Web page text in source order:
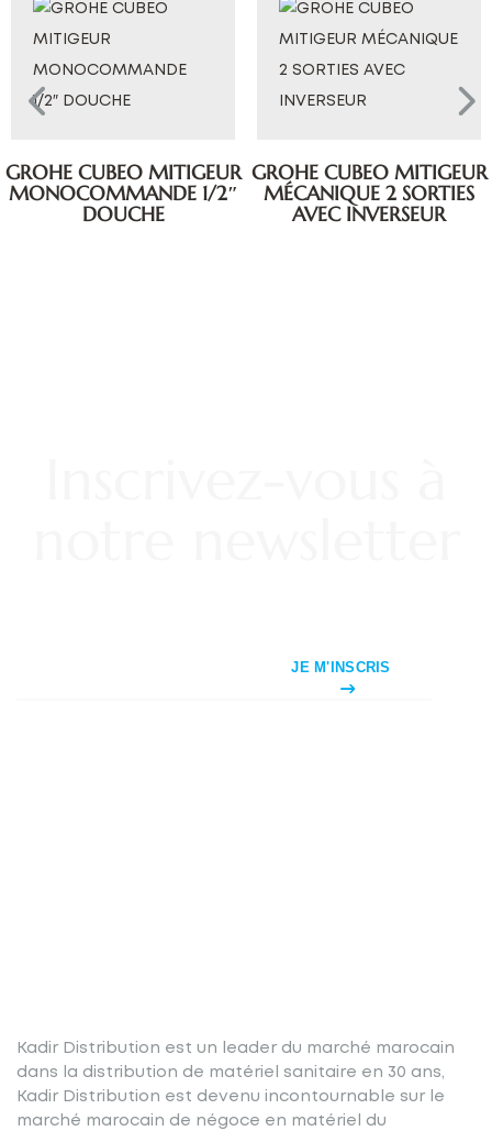
GROHE CUBEO MITIGEUR
MONOCOMMANDE 1/2″
DOUCHE
GROHE CUBEO MITIGEUR
MÉCANIQUE 2 SORTIES
AVEC INVERSEUR
JE M'INSCRIS
Kadir Distribution est un leader du marché marocain
dans la distribution de matériel sanitaire en 30 ans,
Kadir Distribution est devenu incontournable sur le
marché marocain de négoce en matériel du